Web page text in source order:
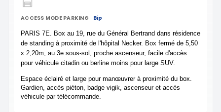
ACCESS MODE PARKING Bip
PARIS 7E. Box au 19, rue du Général Bertrand dans résidence
de standing à proximité de l'hôpital Necker. Box fermé de 5,50
x 2,20m, au 3e sous-sol, proche ascenseur, facile d'accès
pour véhicule citadin ou berline moins pour large SUV.
Espace éclairé et large pour manœuvrer à proximité du box.
Gardien, accès piéton, badge vigik, ascenseur et accès
véhicule par télécommande.